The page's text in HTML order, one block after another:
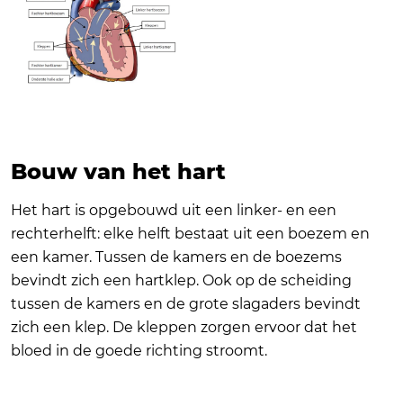
Bouw van het hart
Het hart is opgebouwd uit een linker- en een
rechterhelft: elke helft bestaat uit een boezem en
een kamer. Tussen de kamers en de boezems
bevindt zich een hartklep. Ook op de scheiding
tussen de kamers en de grote slagaders bevindt
zich een klep. De kleppen zorgen ervoor dat het
bloed in de goede richting stroomt.